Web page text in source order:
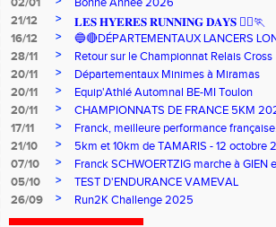
21/12
>
𝐋𝐄𝐒 𝐇𝐘𝐄𝐑𝐄𝐒 𝐑𝐔𝐍𝐍𝐈𝐍𝐆 𝐃𝐀𝐘𝐒 🏃‍♀️🏃
16/12
>
🔵🔴DÉPARTEMENTAUX LANCERS
28/11
>
Retour sur le Championnat Relais Cross
20/11
>
Départementaux Minimes à Miramas
20/11
>
Equip'Athlé Automnal BE-MI Toulon
20/11
>
CHAMPIONNATS DE FRANCE 5KM
17/11
>
Franck, meilleure performance
21/10
>
5km et 10km de TAMARIS - 12 octobre
07/10
>
Franck SCHWOERTZIG marche à GIEN
05/10
>
TEST D'ENDURANCE VAMEVAL
26/09
> Run2K Challenge 2025